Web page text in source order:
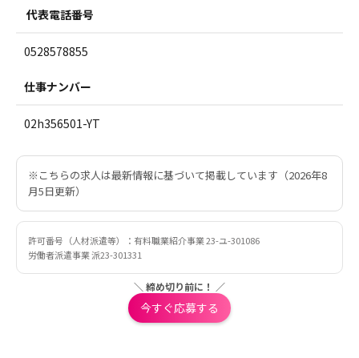
代表電話番号
0528578855
仕事ナンバー
02h356501-YT
※こちらの求人は最新情報に基づいて掲載しています（2026年8
月5日更新）
許可番号（人材派遣等）：有料職業紹介事業 23-ユ-301086
労働者派遣事業 派23-301331
＼ 締め切り前に！ ／
今すぐ応募する